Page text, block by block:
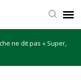
ne dit pas « Super,